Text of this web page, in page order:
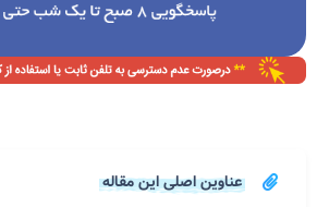
عناوین اصلی این مقاله